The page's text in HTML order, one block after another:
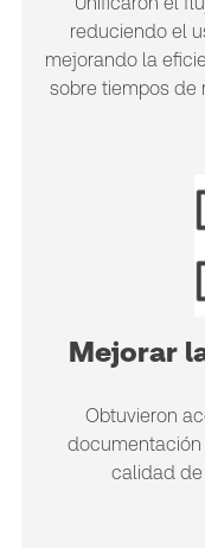
reduciendo el
mejorando la
sobre tiempos de
Mejorar
Obtuvieron
documentación
calidad de